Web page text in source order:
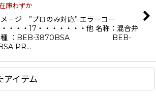
絞り込む
庫わずか
－ジ ”プロのみ対応” エラ－コ－
・・・・17・・・・・・・他 名称：混合弁
種 ：BEB-3870BSA BEB-
PR…
アイテム